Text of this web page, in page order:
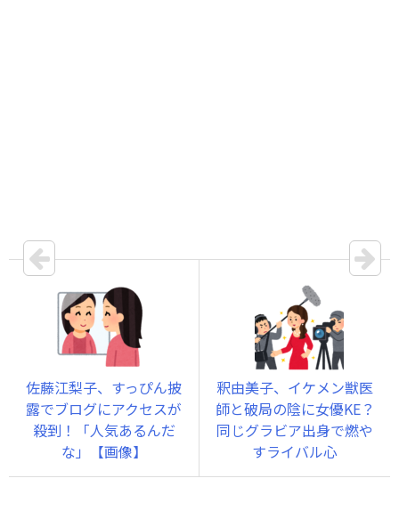
佐藤江梨子、すっぴん披
露でブログにアクセスが
殺到！「人気あるんだ
な」【画像】
釈由美子、イケメン獣医
師と破局の陰に女優KE？
同じグラビア出身で燃や
すライバル心